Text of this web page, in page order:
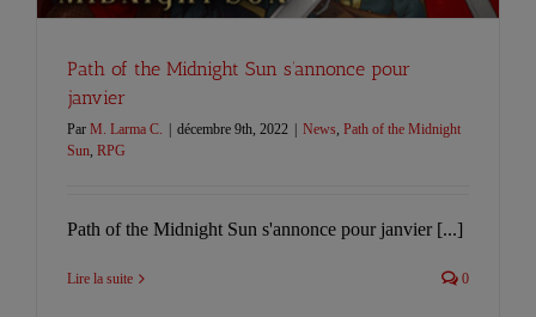
Path of the Midnight Sun s’annonce pour
janvier
Par M. Larma C. décembre 9th, 2022 News, Path of the Midnight
Sun, RPG
Path of the Midnight Sun s'annonce pour janvier [...]
Lire la suite 0